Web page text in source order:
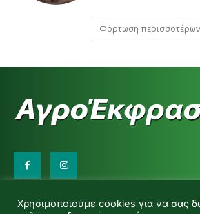
Φόρτωση περισσοτέρων
d.makas@yahoo.gr
Χρησιμοποιούμε cookies για να σας